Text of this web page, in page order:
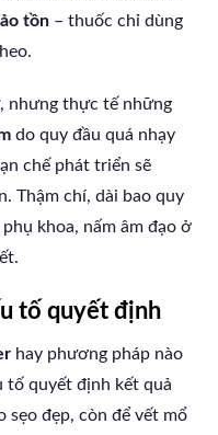
tồn – thuốc chỉ dùng
nhưng thực tế những
do quy đầu quá nhạy
chế phát triển sẽ
Thậm chí, dài bao quy
khoa, nấm âm đạo ở
tố quyết định
hay phương pháp nào
tố quyết định kết quả
sẹo đẹp, còn để vết mổ